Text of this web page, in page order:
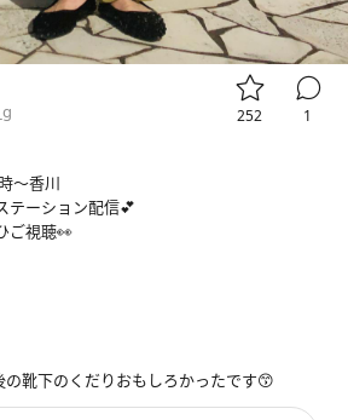

252

1
〜香川
テーション配信💕
ご視聴👀
ーデ。
の靴下のくだりおもしろかったです😙